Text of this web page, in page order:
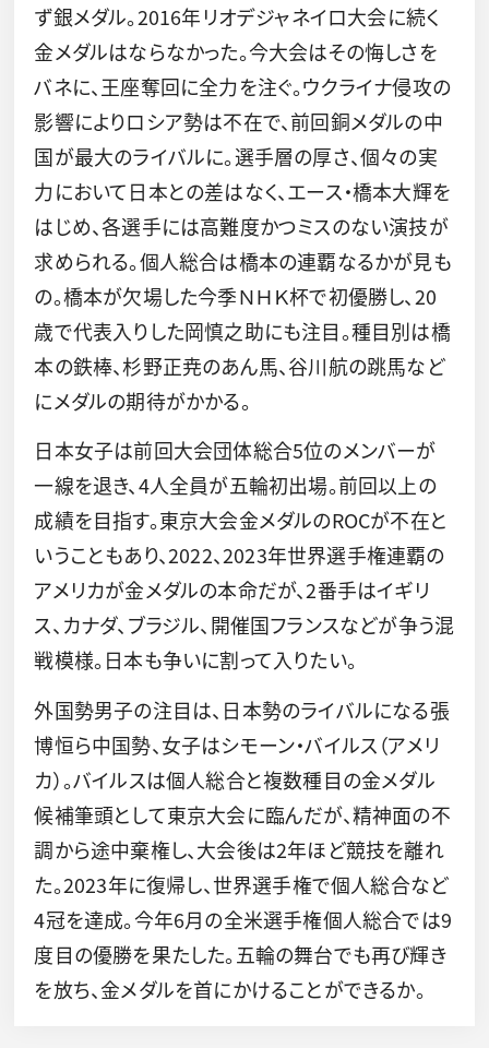
ず銀メダル。2016年リオデジャネイロ大会に続く
金メダルはならなかった。今大会はその悔しさを
バネに、王座奪回に全力を注ぐ。ウクライナ侵攻の
影響によりロシア勢は不在で、前回銅メダルの中
国が最大のライバルに。選手層の厚さ、個々の実
力において日本との差はなく、エース・橋本大輝を
はじめ、各選手には高難度かつミスのない演技が
求められる。個人総合は橋本の連覇なるかが見も
の。橋本が欠場した今季ＮＨＫ杯で初優勝し、20
歳で代表入りした岡慎之助にも注目。種目別は橋
本の鉄棒、杉野正尭のあん馬、谷川航の跳馬など
にメダルの期待がかかる。
日本女子は前回大会団体総合5位のメンバーが
一線を退き、4人全員が五輪初出場。前回以上の
成績を目指す。東京大会金メダルのROCが不在と
いうこともあり、2022、2023年世界選手権連覇の
アメリカが金メダルの本命だが、2番手はイギリ
ス、カナダ、ブラジル、開催国フランスなどが争う混
戦模様。日本も争いに割って入りたい。
外国勢男子の注目は、日本勢のライバルになる張
博恒ら中国勢、女子はシモーン・バイルス（アメリ
カ）。バイルスは個人総合と複数種目の金メダル
候補筆頭として東京大会に臨んだが、精神面の不
調から途中棄権し、大会後は2年ほど競技を離れ
た。2023年に復帰し、世界選手権で個人総合など
4冠を達成。今年6月の全米選手権個人総合では9
度目の優勝を果たした。五輪の舞台でも再び輝き
を放ち、金メダルを首にかけることができるか。